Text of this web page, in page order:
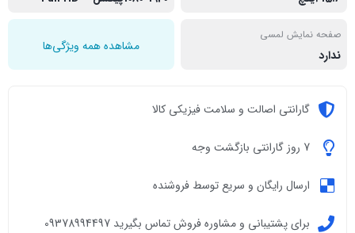
صفحه نمایش لمسی
ندارد
مشاهده همه ویژگی‌ها
گارانتی اصالت و سلامت فیزیکی کالا
7 روز گارانتی بازگشت وجه
ارسال رایگان و سریع توسط فروشنده
برای پشتیبانی و مشاوره فروش تماس بگیرید 09378994497